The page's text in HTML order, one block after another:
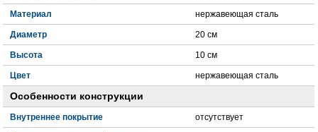
Материал нержавеющая сталь
Диаметр 20 см
Высота 10 см
Цвет нержавеющая сталь
Особенности конструкции
Внутреннее покрытие отсутствует